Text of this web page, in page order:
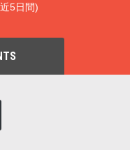
5日間)